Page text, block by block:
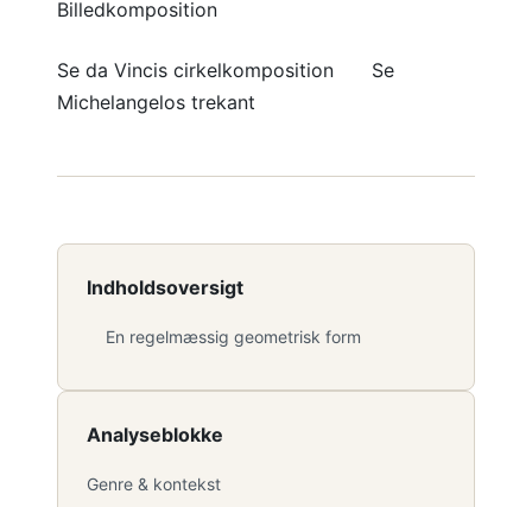
Indholdsoversigt
En regelmæssig geometrisk form
Analyseblokke
Genre & kontekst
Billedkomposition
Se da Vincis cirkelkomposition Se
Michelangelos trekant